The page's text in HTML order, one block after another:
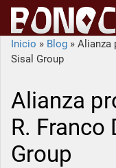
Inicio » Blog » Alianza
Sisal Group
Alianza
R. Franco
Group